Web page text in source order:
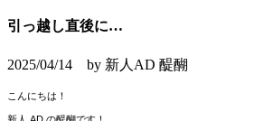
引っ越し直後に…
2025/04/14 by 新人AD 醍醐
こんにちは！